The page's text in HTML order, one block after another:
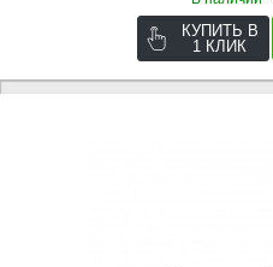
КУПИТЬ В
1 КЛИК